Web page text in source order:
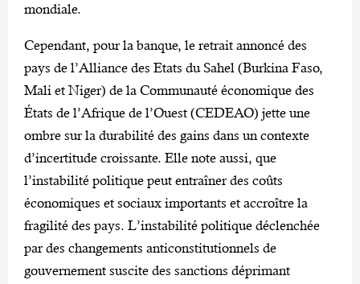
mondiale.
Cependant, pour la banque, le retrait annoncé des
pays de l’Alliance des Etats du Sahel (Burkina Faso,
Mali et Niger) de la Communauté économique des
États de l’Afrique de l’Ouest (CEDEAO) jette une
ombre sur la durabilité des gains dans un contexte
d’incertitude croissante. Elle note aussi, que
l’instabilité politique peut entraîner des coûts
économiques et sociaux importants et accroître la
fragilité des pays. L’instabilité politique déclenchée
par des changements anticonstitutionnels de
gouvernement suscite des sanctions déprimant